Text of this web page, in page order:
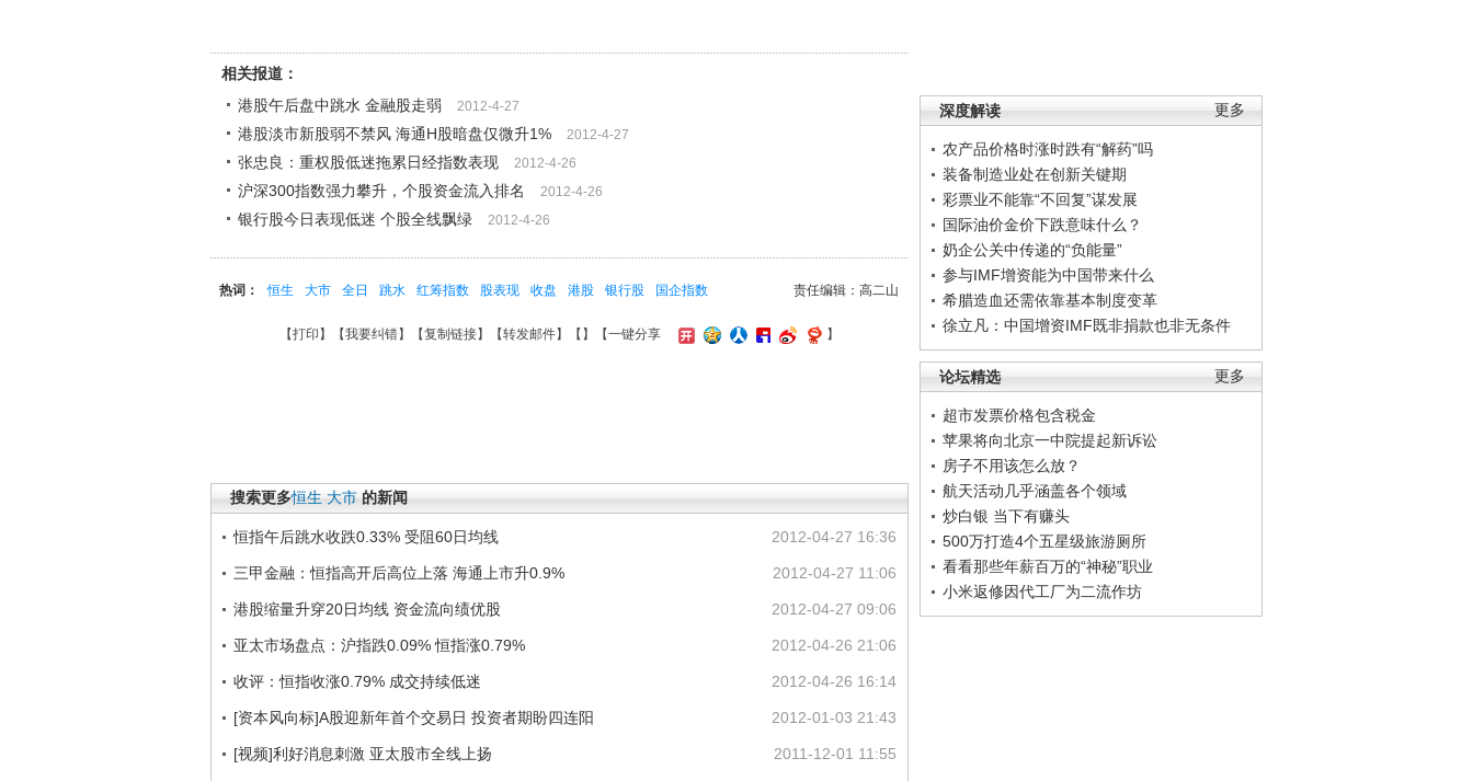
更多
深度解读
农产品价格时涨时跌有“解药”吗
装备制造业处在创新关键期
彩票业不能靠“不回复”谋发展
国际油价金价下跌意味什么？
奶企公关中传递的“负能量”
参与IMF增资能为中国带来什么
希腊造血还需依靠基本制度变革
徐立凡：中国增资IMF既非捐款也非无条件
更多
论坛精选
超市发票价格包含税金
苹果将向北京一中院提起新诉讼
房子不用该怎么放？
航天活动几乎涵盖各个领域
炒白银 当下有赚头
500万打造4个五星级旅游厕所
看看那些年薪百万的“神秘”职业
小米返修因代工厂为二流作坊
相关报道：
港股午后盘中跳水 金融股走弱
2012-4-27
港股淡市新股弱不禁风 海通H股暗盘仅微升1% 2012-4-27
张忠良：重权股低迷拖累日经指数表现 2012-4-26
沪深300指数强力攀升，个股资金流入排名 2012-4-26
银行股今日表现低迷 个股全线飘绿 2012-4-26
责任编辑：高二山
热词： 恒生 大市 全日 跳水 红筹指数 股表现 收盘 港股 银行股 国企指数
【打印 】【我要纠错】【复制链接】【转发邮件】【 】 【一键分享 】
搜索更多恒生 大市 的新闻
2012-04-27 16:36
恒指午后跳水收跌0.33% 受阻60日均线
2012-04-27 11:06
三甲金融：恒指高开后高位上落 海通上市升0.9%
2012-04-27 09:06
港股缩量升穿20日均线 资金流向绩优股
2012-04-26 21:06
亚太市场盘点：沪指跌0.09% 恒指涨0.79%
2012-04-26 16:14
收评：恒指收涨0.79% 成交持续低迷
2012-01-03 21:43
[资本风向标]A股迎新年首个交易日 投资者期盼四连阳
2011-12-01 11:55
[视频]利好消息刺激 亚太股市全线上扬